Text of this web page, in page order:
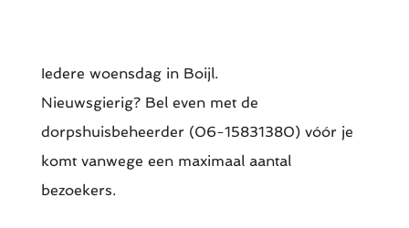
Iedere woensdag in Boijl.
Nieuwsgierig? Bel even met de
dorpshuisbeheerder (06-15831380) vóór je
komt vanwege een maximaal aantal
bezoekers.